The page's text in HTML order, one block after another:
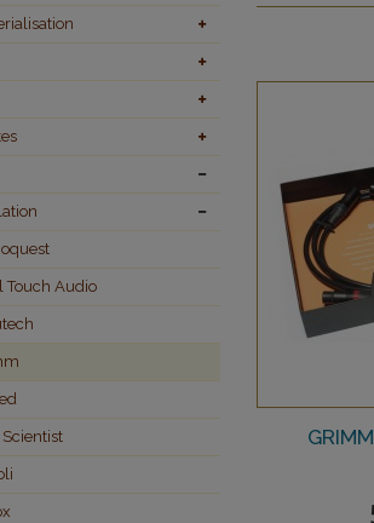
Touch Audio
Scientist